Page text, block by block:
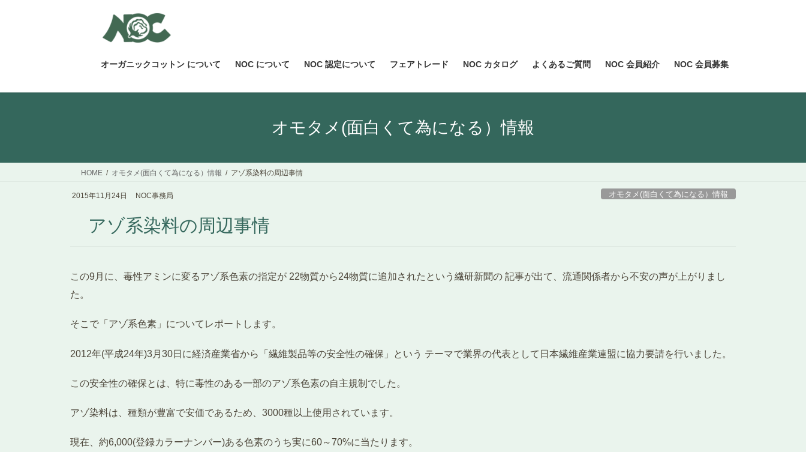
ス
ン
オーガニックコットン について NOC について NOC 認定について フェアトレード NOC カタログ よくあるご質問 NOC 会員紹介 NOC 会員募集
オモタメ(面白くて為になる）情報
HOME オモタメ(面白くて為になる）情報 アゾ系染料の周辺事情
2015年11月24日 NOC事務局 オモタメ(面白くて為になる）情報
アゾ系染料の周辺事情
この9月に、毒性アミンに変るアゾ系色素の指定が 22物質から24物質に追加されたという繊研新聞の 記事が出て、流通関係者から不安の声が上がりまし
た。
そこで「アゾ系色素」についてレポートします。
2012年(平成24年)3月30日に経済産業省から「繊維製品等の安全性の確保」という テーマで業界の代表として日本繊維産業連盟に協力要請を行いました。
この安全性の確保とは、特に毒性のある一部のアゾ系色素の自主規制でした。
アゾ染料は、種類が豊富で安価であるため、3000種以上使用されています。
現在、約6,000(登録カラーナンバー)ある色素のうち実に60～70%に当たります。